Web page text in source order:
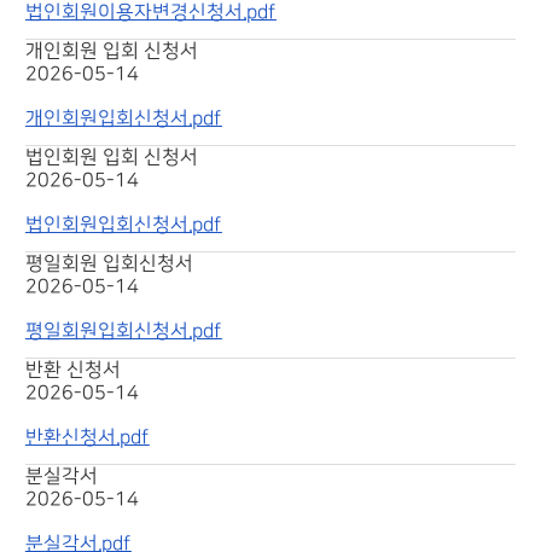
법인회원이용자변경신청서.pdf
개인회원 입회 신청서
2026-05-14
개인회원입회신청서.pdf
법인회원 입회 신청서
2026-05-14
법인회원입회신청서.pdf
평일회원 입회신청서
2026-05-14
평일회원입회신청서.pdf
반환 신청서
2026-05-14
반환신청서.pdf
분실각서
2026-05-14
분실각서.pdf